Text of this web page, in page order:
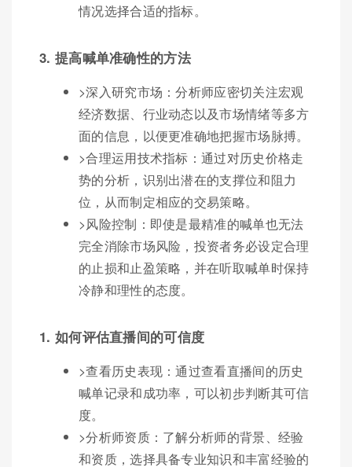
情况选择合适的指标。
3. 提高喊单准确性的方法
>深入研究市场：分析师应密切关注宏观
经济数据、行业动态以及市场情绪等多方
面的信息，以便更准确地把握市场脉搏。
>合理运用技术指标：通过对历史价格走
势的分析，识别出潜在的支撑位和阻力
位，从而制定相应的交易策略。
>风险控制：即使是最精准的喊单也无法
完全消除市场风险，投资者务必设定合理
的止损和止盈策略，并在听取喊单时保持
冷静和理性的态度。
1. 如何评估直播间的可信度
>查看历史表现：通过查看直播间的历史
喊单记录和成功率，可以初步判断其可信
度。
>分析师资质：了解分析师的背景、经验
和资质，选择具备专业知识和丰富经验的